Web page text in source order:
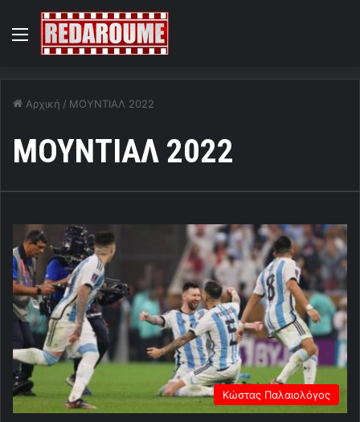
Menu
Αρχική / ΜΟΥΝΤΙΑΛ 2022
ΜΟΥΝΤΙΑΛ 2022
Κώστας Παλαιολόγος